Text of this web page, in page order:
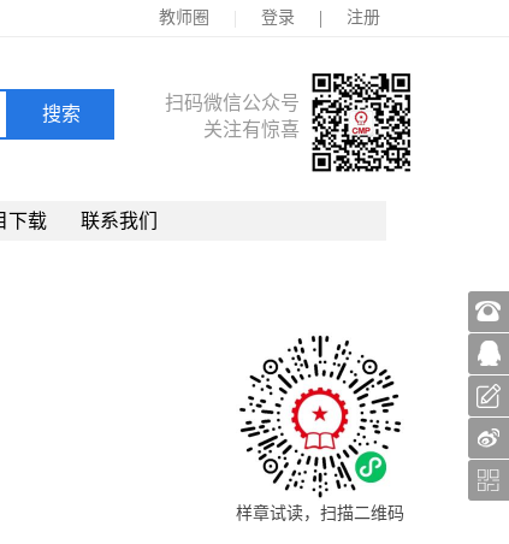
下载 联系我们
教师圈 | 登录 | 注册
扫码微信公众号
关注有惊喜
样章试读，扫描二维码